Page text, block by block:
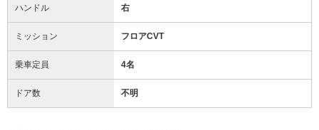
ハンドル 右
ミッション フロアCVT
乗車定員 4名
ドア数 不明